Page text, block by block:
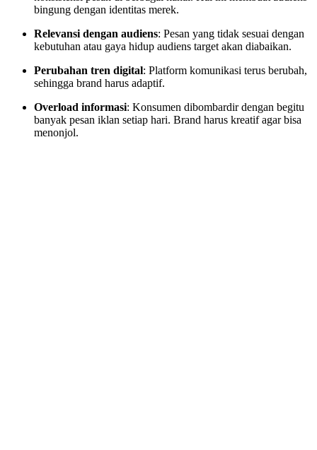
bingung dengan identitas merek.
Relevansi dengan audiens: Pesan yang tidak sesuai dengan
kebutuhan atau gaya hidup audiens target akan diabaikan.
Perubahan tren digital: Platform komunikasi terus berubah,
sehingga brand harus adaptif.
Overload informasi: Konsumen dibombardir dengan begitu
banyak pesan iklan setiap hari. Brand harus kreatif agar bisa
menonjol.